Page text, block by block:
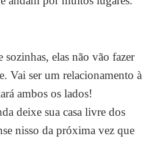
elas não vão fazer
Vai ser um relacionamento à
ambos os lados!
deixe sua casa livre dos
nisso da próxima vez que